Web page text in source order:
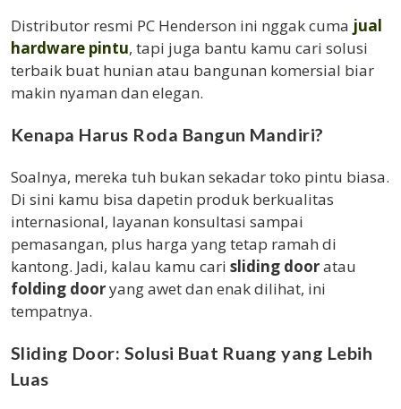
Distributor resmi PC Henderson ini nggak cuma jual
hardware pintu, tapi juga bantu kamu cari solusi
terbaik buat hunian atau bangunan komersial biar
makin nyaman dan elegan.
Kenapa Harus Roda Bangun Mandiri?
Soalnya, mereka tuh bukan sekadar toko pintu biasa.
Di sini kamu bisa dapetin produk berkualitas
internasional, layanan konsultasi sampai
pemasangan, plus harga yang tetap ramah di
kantong. Jadi, kalau kamu cari sliding dooratau
folding dooryang awet dan enak dilihat, ini
tempatnya.
Sliding Door: Solusi Buat Ruang yang Lebih
Luas